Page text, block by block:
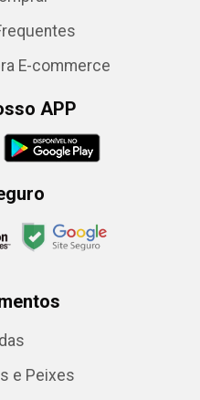
E-commerce
APP
e Peixes